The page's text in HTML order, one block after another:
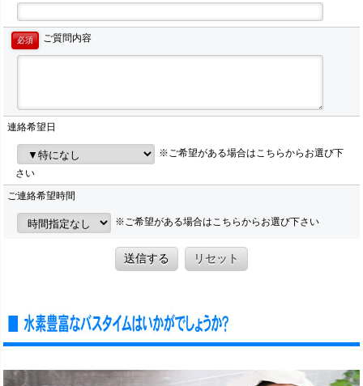
必須 ご質問内容
連絡希望日
※ご希望がある場合はこちらからお選び下
さい
ご連絡希望時間
※ご希望がある場合はこちらからお選び下さい
送信する リセット